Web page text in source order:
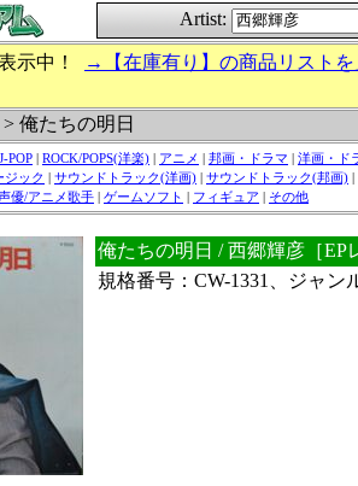
Artist:
示中！
→【在庫有り】の商品リストを
> 俺たちの明日
J-POP | ROCK/POPS(洋楽) | アニメ | 邦画・ドラマ | 洋画・ド
ジック | サウンドトラック(洋画) | サウンドトラック(邦画) |
優/アニメ歌手 | ゲームソフト | フィギュア | その他
俺たちの明日 / 西郷輝彦［EP
規格番号：CW-1331、ジャン